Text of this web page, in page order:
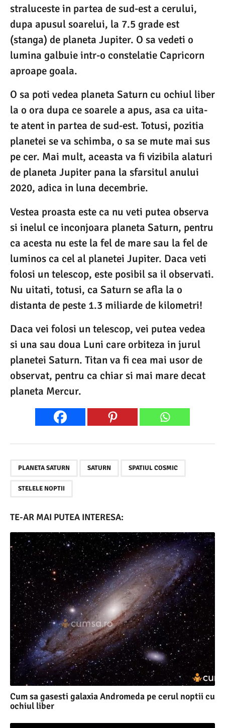
straluceste in partea de sud-est a cerului,
dupa apusul soarelui, la 7.5 grade est
(stanga) de planeta Jupiter. O sa vedeti o
lumina galbuie intr-o constelatie Capricorn
aproape goala.
O sa poti vedea planeta Saturn cu ochiul liber
la o ora dupa ce soarele a apus, asa ca uita-
te atent in partea de sud-est. Totusi, pozitia
planetei se va schimba, o sa se mute mai sus
pe cer. Mai mult, aceasta va fi vizibila alaturi
de planeta Jupiter pana la sfarsitul anului
2020, adica in luna decembrie.
Vestea proasta este ca nu veti putea observa
si inelul ce inconjoara planeta Saturn, pentru
ca acesta nu este la fel de mare sau la fel de
luminos ca cel al planetei Jupiter. Daca veti
folosi un telescop, este posibil sa il observati.
Nu uitati, totusi, ca Saturn se afla la o
distanta de peste 1.3 miliarde de kilometri!
Daca vei folosi un telescop, vei putea vedea
si una sau doua Luni care orbiteza in jurul
planetei Saturn. Titan va fi cea mai usor de
observat, pentru ca chiar si mai mare decat
planeta Mercur.
PLANETA SATURN SATURN SPATIUL COSMIC
STELELE NOPTII
TE-AR MAI PUTEA INTERESA:
Cum sa gasesti galaxia Andromeda pe cerul noptii cu
ochiul liber